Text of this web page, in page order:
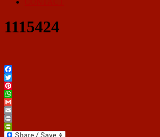
1115424
Facebook
Twitter
Pinterest
WhatsApp
Gmail
Email
Print
PrintFriendly